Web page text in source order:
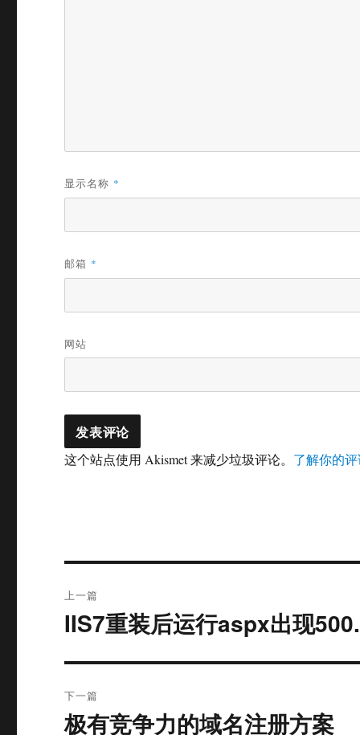
显示名称 *
邮箱 *
网站
这个站点使用 Akismet 来减少垃圾评论。 了解你的
章
上一篇
上
文
IIS7重装后运行aspx出现
下一篇
下
极有竞争力的域名注册方案